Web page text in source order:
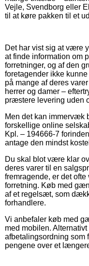
Vejle, Svendborg eller
til at køre pakken til et
Det har vist sig at være
at finde information om
forretninger, og af den
foretagender ikke
på mange af deres
herrer og damer –
præstere levering uden
Men det kan immervæk
forskellige online
Kpl. – 194666-7
antage den mindst
Du skal blot være klar
deres varer til en
fremragende, er det
forretning. Køb med
af et regelsæt, som
forhandlere.
Vi anbefaler køb med
med mobilen.
afbetalingsordning
pengene over et